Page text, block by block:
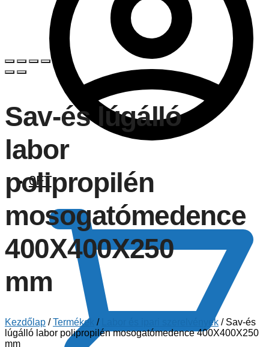
0FT
Sav-és lúgálló
labor
polipropilén
mosogatómedence
400X400X250
mm
Kezdőlap /Termékek / Labor és ipari szerelvények / Sav-és
lúgálló labor polipropilén mosogatómedence 400X400X250
mm